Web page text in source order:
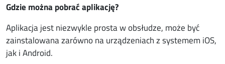
Gdzie można pobrać aplikację?
Aplikacja jest niezwykle prosta w obsłudze, może być
zainstalowana zarówno na urządzeniach z systemem iOS,
jak i Android.